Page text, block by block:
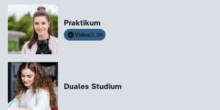
Praktikum
Video3:36
Duales Studium